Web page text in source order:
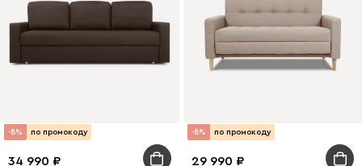
-8% по промокоду
34 990
-8% по промокоду
29 990